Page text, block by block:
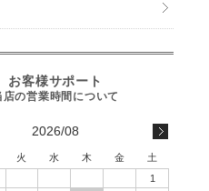
2026/08
火 水 木 金
土
1